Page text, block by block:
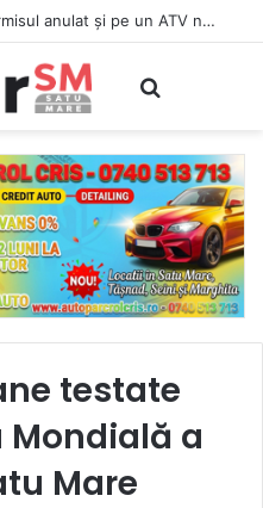
Guvernul cere populației și companiilor să reducă consumul de energie electrică între orele 19:00 și 23:00 toată luna august
testate
Mondială a
Mare